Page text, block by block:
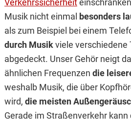
Verkehrssicherheit
Musik nicht einmal besonders
als zum Beispiel bei einem
durch Musikviele verschiedene
abgedeckt. Unser Gehör neigt
ähnlichen Frequenzen die
weshalb Musik, die über
wird, die meisten
Gerade im Straßenverkehr